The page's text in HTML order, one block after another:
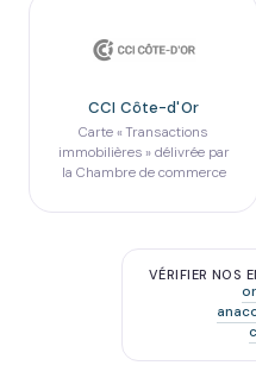
CCI Côte-d'Or
Carte « Transactions
immobilières » délivrée par
la Chambre de commerce
VÉRIFIER NOS